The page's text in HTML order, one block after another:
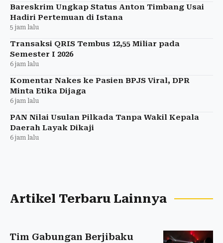
Bareskrim Ungkap Status Anton Timbang Usai
Hadiri Pertemuan di Istana
5 jam lalu
Transaksi QRIS Tembus 12,55 Miliar pada
Semester I 2026
6 jam lalu
Komentar Nakes ke Pasien BPJS Viral, DPR
Minta Etika Dijaga
6 jam lalu
PAN Nilai Usulan Pilkada Tanpa Wakil Kepala
Daerah Layak Dikaji
6 jam lalu
Artikel Terbaru Lainnya
Tim Gabungan Berjibaku